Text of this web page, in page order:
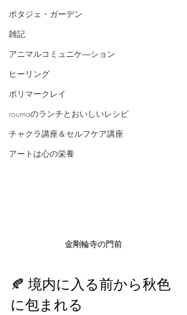
ポタジェ・ガーデン
雑記
アニマルコミュニケ―ション
ヒーリング
ポリマークレイ
roumaのランチとおいしいレシピ
チャクラ講座＆セルフケア講座
アートは心の栄養
金剛輪寺の門前
🍂 境内に入る前から秋色
に包まれる